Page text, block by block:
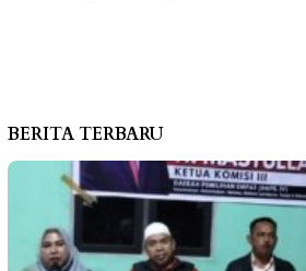
BERITA TERBARU